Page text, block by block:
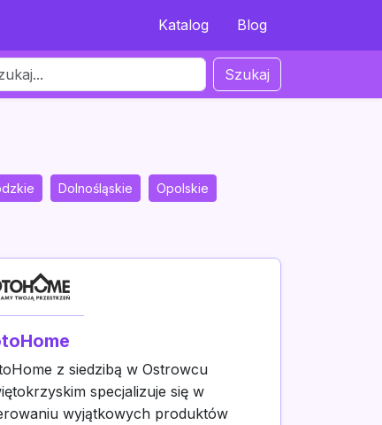
Katalog Blog
Szukaj
Dolnośląskie Opolskie
z siedzibą w Ostrowcu
specjalizuje się w
wyjątkowych produktów